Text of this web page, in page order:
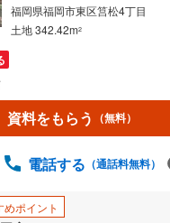
福岡県福岡市東区筥松4丁目
土地 342.42m2
資料をもらう （無料）
電話する （通話料無料）
ポイント